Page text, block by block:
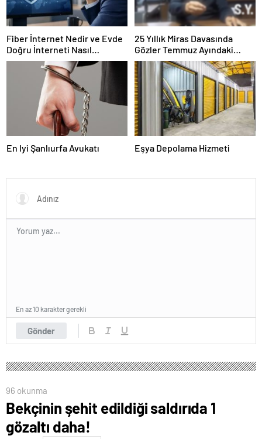
Fiber İnternet Nedir ve Evde
Doğru İnterneti Nasıl
Seçersiniz
25 Yıllık Miras Davasında
Gözler Temmuz Ayındaki
Karar Duruşmasına Çevrildi
En Iyi Şanlıurfa Avukatı Eşya Depolama Hizmeti
Gönder
En az 10 karakter gerekli